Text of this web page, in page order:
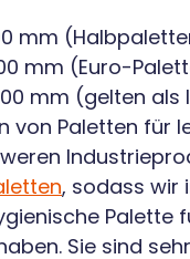
mm
mm (Euro-
mm (gelten als
von Paletten für
, sodass wir
Palette
Sie sind sehr